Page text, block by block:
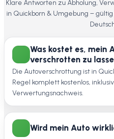
Klare Antworten zu Abholung,
in Quickborn & Umgebung –
Was kostet es, mein
verschrotten zu
Die Autoverschrottung ist in
Regel komplett kostenlos,
Verwertungsnachweis.
Wird mein Auto